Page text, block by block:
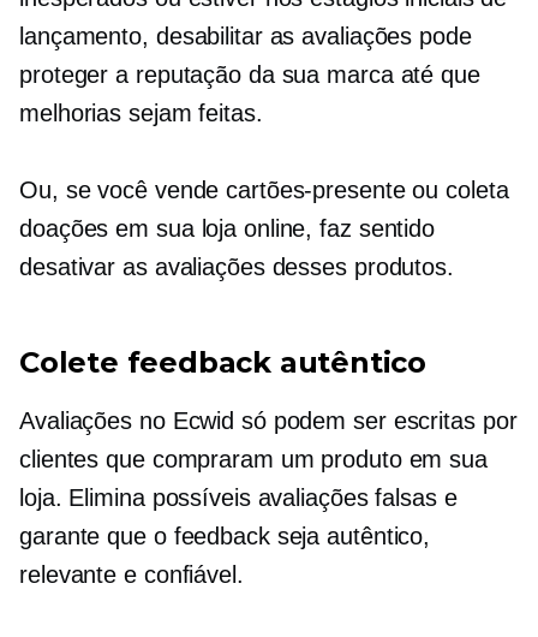
lançamento, desabilitar as avaliações pode
proteger a reputação da sua marca até que
melhorias sejam feitas.
Ou, se você vende cartões-presente ou coleta
doações em sua loja online, faz sentido
desativar as avaliações desses produtos.
Colete feedback autêntico
Avaliações no Ecwid só podem ser escritas por
clientes que compraram um produto em sua
loja. Elimina possíveis avaliações falsas e
garante que o feedback seja autêntico,
relevante e confiável.